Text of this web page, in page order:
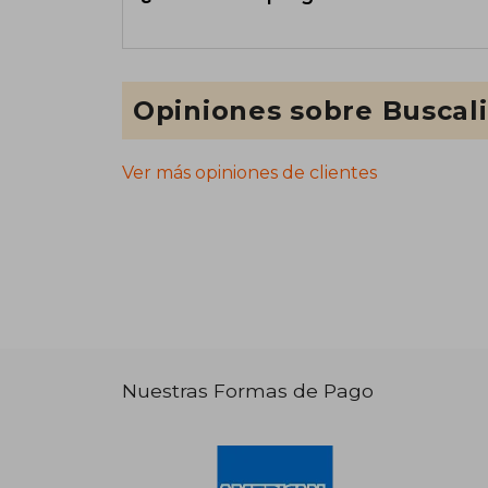
Opiniones sobre
Ver más opiniones de clientes
Nuestras Formas de Pago